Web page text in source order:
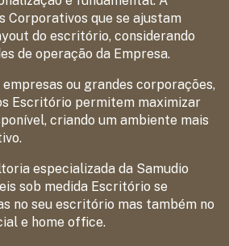
Corporativos que se ajustam
do escritório, considerando
de operação da Empresa.
ou grandes corporações,
Escritório permitem maximizar
criando um ambiente mais
especializada da Samudio
sob medida Escritório se
no seu escritório mas também no
e home office.